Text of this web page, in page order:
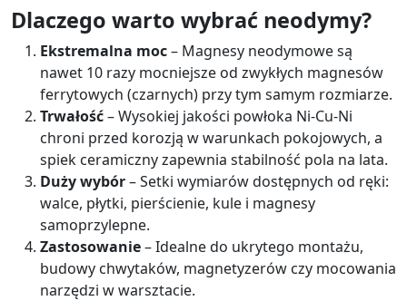
Dlaczego warto wybrać neodymy?
Ekstremalna moc– Magnesy neodymowe są
nawet 10 razy mocniejsze od zwykłych magnesów
ferrytowych (czarnych) przy tym samym rozmiarze.
Trwałość– Wysokiej jakości powłoka Ni-Cu-Ni
chroni przed korozją w warunkach pokojowych, a
spiek ceramiczny zapewnia stabilność pola na lata.
Duży wybór– Setki wymiarów dostępnych od ręki:
walce, płytki, pierścienie, kule i magnesy
samoprzylepne.
Zastosowanie– Idealne do ukrytego montażu,
budowy chwytaków, magnetyzerów czy mocowania
narzędzi w warsztacie.